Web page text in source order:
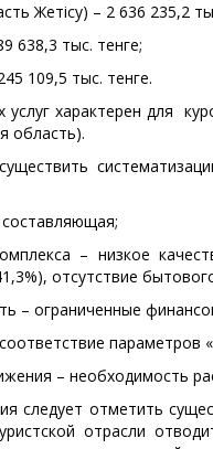
Жетісу) – 2 636 235,2
638,3 тыс. тенге;
109,5 тыс. тенге.
характерен для
область).
составляющая;
– низкое
отсутствие
– ограниченные
параметров
– необходимость
следует отметить
отрасли